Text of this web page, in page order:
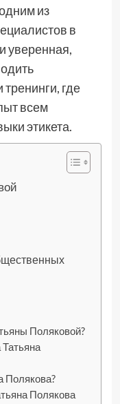
из
в
уверенная,
где
всем
этикета.
Поляковой?
Татьяна
Полякова?
Полякова